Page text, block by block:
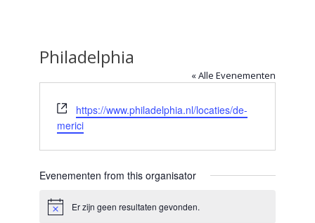
Philadelphia
« Alle Evenementen
Website
https://www.philadelphia.nl/locaties/de-
merici
Evenementen from this organisator
BerichtEr zijn geen resultaten gevonden.